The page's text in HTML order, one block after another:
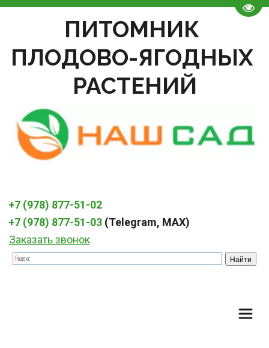
ПИТОМНИК
ПЛОДОВО-ЯГОДНЫХ
РАСТЕНИЙ
+7 (978) 877-51-02
+7 (978) 877-51-03 (Telegram, MAX)
Заказать звонок